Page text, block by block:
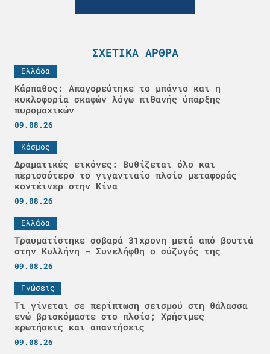
ΣΧΕΤΙΚΆ ΆΡΘΡΑ
Ελλάδα
Κάρπαθος: Απαγορεύτηκε το μπάνιο και η
κυκλοφορία σκαφών λόγω πιθανής ύπαρξης
πυρομαχικών
09.08.26
Κόσμος
Δραματικές εικόνες: Βυθίζεται όλο και
περισσότερο το γιγαντιαίο πλοίο μεταφοράς
κοντέινερ στην Κίνα
09.08.26
Ελλάδα
Τραυματίστηκε σοβαρά 31χρονη μετά από βουτιά
στην Κυλλήνη - Συνελήφθη ο σύζυγός της
09.08.26
Γνώσεις
Τι γίνεται σε περίπτωση σεισμού στη θάλασσα
ενώ βρισκόμαστε στο πλοίο; Χρήσιμες
ερωτήσεις και απαντήσεις
09.08.26